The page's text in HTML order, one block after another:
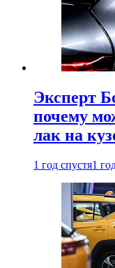
Эксперт
почему
лак на
1 год спустя1